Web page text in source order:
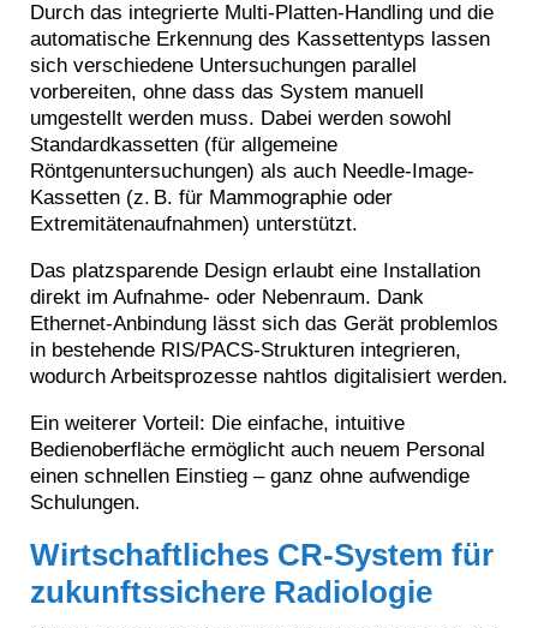
Durch das integrierte Multi-Platten-Handling und die
automatische Erkennung des Kassettentyps lassen
sich verschiedene Untersuchungen parallel
vorbereiten, ohne dass das System manuell
umgestellt werden muss. Dabei werden sowohl
Standardkassetten (für allgemeine
Röntgenuntersuchungen) als auch Needle-Image-
Kassetten (z. B. für Mammographie oder
Extremitätenaufnahmen) unterstützt.
Das platzsparende Design erlaubt eine Installation
direkt im Aufnahme- oder Nebenraum. Dank
Ethernet-Anbindung lässt sich das Gerät problemlos
in bestehende RIS/PACS-Strukturen integrieren,
wodurch Arbeitsprozesse nahtlos digitalisiert werden.
Ein weiterer Vorteil: Die einfache, intuitive
Bedienoberfläche ermöglicht auch neuem Personal
einen schnellen Einstieg – ganz ohne aufwendige
Schulungen.
Wirtschaftliches CR-System für
zukunftssichere Radiologie